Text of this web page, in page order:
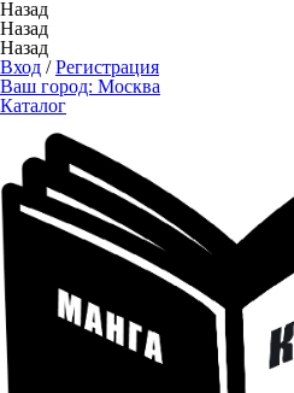
Назад
Назад
Назад
Вход /Регистрация
Ваш город: Москва
Каталог